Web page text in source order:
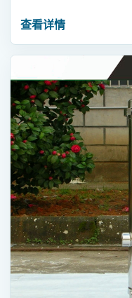
查看详情